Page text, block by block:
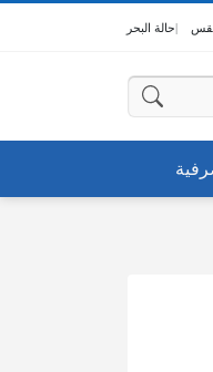
حالة البحر